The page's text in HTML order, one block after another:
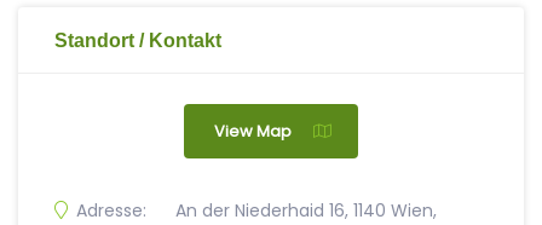
Standort / Kontakt
View Map
Adresse:
An der Niederhaid 16, 1140 Wien,